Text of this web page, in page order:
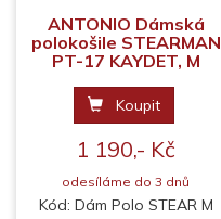
ANTONIO Dámská
polokošile STEARMAN
PT-17 KAYDET, M
Koupit
1 190,- Kč
odesíláme do 3 dnů
Kód: Dám Polo STEAR M